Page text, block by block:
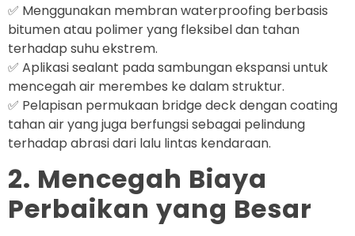
✅ Menggunakan membran waterproofing berbasis
bitumen atau polimer yang fleksibel dan tahan
terhadap suhu ekstrem.
✅ Aplikasi sealant pada sambungan ekspansi untuk
mencegah air merembes ke dalam struktur.
✅ Pelapisan permukaan bridge deck dengan coating
tahan air yang juga berfungsi sebagai pelindung
terhadap abrasi dari lalu lintas kendaraan.
2. Mencegah Biaya
Perbaikan yang Besar